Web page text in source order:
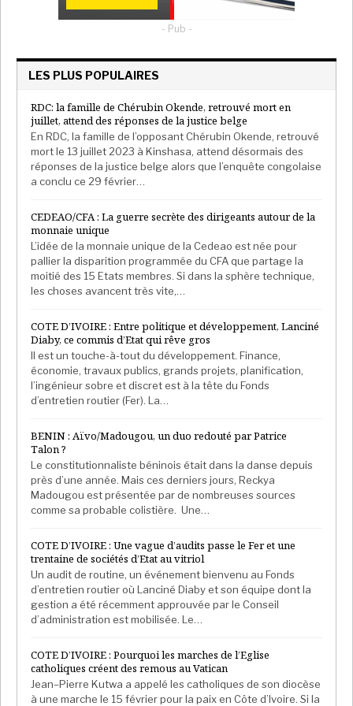
La Côte d’Ivoire a déjà promis de faire mieux.
- Pub -
LES PLUS POPULAIRES
RDC: la famille de Chérubin Okende, retrouvé mort en
juillet, attend des réponses de la justice belge
En RDC, la famille de l’opposant Chérubin Okende, retrouvé
mort le 13 juillet 2023 à Kinshasa, attend désormais des
réponses de la justice belge alors que l’enquête congolaise
a conclu ce 29 février…
CEDEAO/CFA : La guerre secrète des dirigeants autour de la
monnaie unique
L’idée de la monnaie unique de la Cedeao est née pour
pallier la disparition programmée du CFA que partage la
moitié des 15 Etats membres. Si dans la sphère technique,
les choses avancent très vite,…
COTE D’IVOIRE : Entre politique et développement, Lanciné
Diaby, ce commis d’Etat qui rêve gros
Il est un touche-à-tout du développement. Finance,
économie, travaux publics, grands projets, planification,
l’ingénieur sobre et discret est à la tête du Fonds
d’entretien routier (Fer). La…
BENIN : Aïvo/Madougou, un duo redouté par Patrice
Talon ?
Le constitutionnaliste béninois était dans la danse depuis
près d’une année. Mais ces derniers jours, Reckya
Madougou est présentée par de nombreuses sources
comme sa probable colistière. Une…
COTE D’IVOIRE : Une vague d’audits passe le Fer et une
trentaine de sociétés d’Etat au vitriol
Un audit de routine, un événement bienvenu au Fonds
d’entretien routier où Lanciné Diaby et son équipe dont la
gestion a été récemment approuvée par le Conseil
d’administration est mobilisée. Le…
COTE D’IVOIRE : Pourquoi les marches de l’Eglise
catholiques créent des remous au Vatican
Jean–Pierre Kutwa a appelé les catholiques de son diocèse
à une marche le 15 février pour la paix en Côte d’Ivoire. Si la